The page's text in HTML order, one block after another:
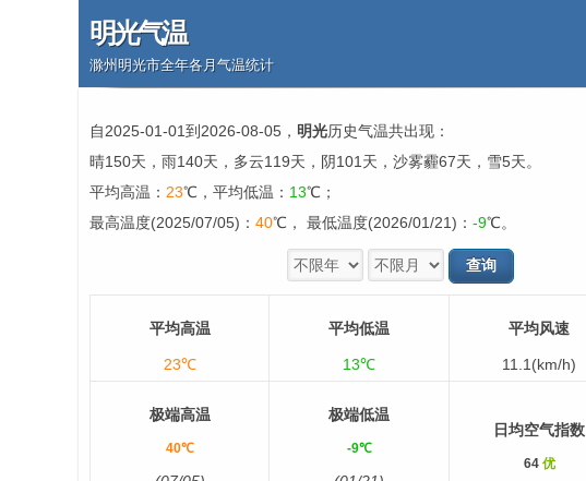
明光气温
滁州明光市全年各月气温统计
自2025-01-01到2026-08-05， 明光历史气温共出现：
晴150天，雨140天，多云119天，阴101天，沙雾霾67天，雪5天。
平均高温： 23℃，平均低温： 13℃；
最高温度(2025/07/05)： 40℃， 最低温度(2026/01/21)： -9℃。
平均高温
23℃
平均低温
13℃
平均风速
11.1(km/h)
极端高温
40℃
极端低温
-9℃
日均空气指数
64 优